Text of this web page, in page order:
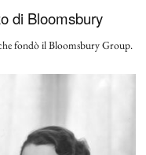
di Bloomsbury
fondò il Bloomsbury Group.